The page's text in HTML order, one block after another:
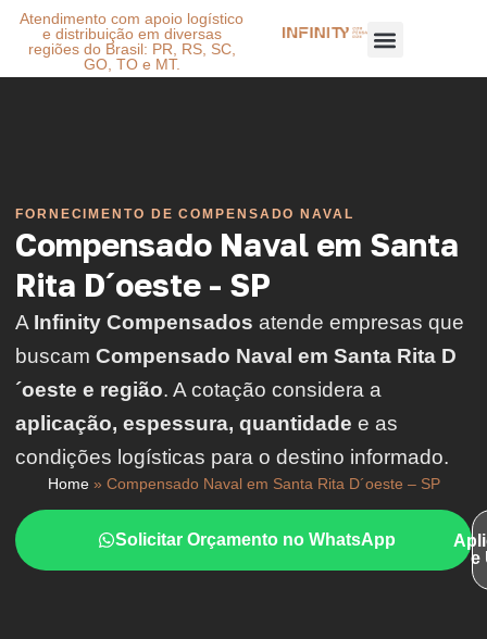
Atendimento com apoio logístico
e distribuição em diversas
regiões do Brasil: PR, RS, SC,
GO, TO e MT.
FORNECIMENTO DE COMPENSADO NAVAL
Compensado Naval em Santa
Rita D´oeste - SP
A Infinity Compensados atende empresas que
buscam Compensado Naval em Santa Rita D
´oeste e região. A cotação considera a
aplicação, espessura, quantidade e as
condições logísticas para o destino informado.
Home» Compensado Naval em Santa Rita D´oeste – SP
Solicitar Orçamento no WhatsApp
e